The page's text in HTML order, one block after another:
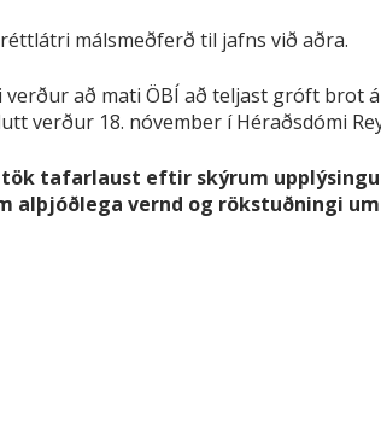
málsmeðferð til jafns við aðra.
að mati ÖBÍ að teljast gróft brot
verður 18. nóvember í Héraðsdómi
tafarlaust eftir skýrum
vernd og rökstuðningi